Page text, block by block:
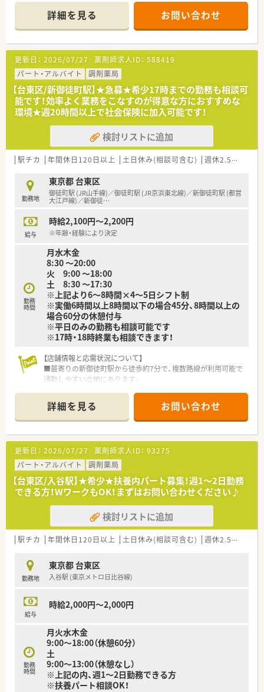
来対応は10%程度と非常に先進的な運営スタイルを確立してい
ます。
■正社員5名、パート4名、派遣1名に加え、事務スタッフも6名在
籍しており、多職種が協力して迅速な対応を行う体制です。
【法人特徴について】
■大手印刷会社が健康・ライフサイエンス領域の新事業として設
立した法人で、革新的な処方せん薬宅配サービスを展開していま
す。
■「一歩先のヘルスケアへ」というスローガンのもと、失敗を恐
れずに新しい価値を創造することを目指す少数精鋭の組織で
す。
■事実をデータで捉える姿勢を大切にしており、感覚に頼らない
論理的な意思決定を推進する企業文化が大きな特徴となってい
ます。
【想定される業務内容】
■処方箋の内容確認から調剤、監査に加え、電話やビデオ通話を
メインとしたオンラインでの服薬指導を重点的に担当します。
賛同する医療機関との連携業務など、一歩進んだ業務内容です。
■管理職候補の場合は、複雑になりがちな現場のオペレーション
詳細を見る お問い合わせ
更新日： 2026/07/27 薬剤師求人ID： 588419
パート・アルバイト
調剤薬局
【台東区/新御徒町駅】★急募★希少17時までの勤務も相談可
能です！効率よく業務をこなすのが得意な方におすすめな
環境★週20時間以上で社会保険に加入可能です！
検討リストに追加
駅チカ 年間休日120日以上 土日休み(相談可含む) 週休2.5日以上
勤務地
東京都 台東区
御徒町駅 (JR山手線)／御徒町駅 (JR京浜東北線)／新御徒町駅 (都営
大江戸線)／新御徒…
給与
時給2,100円～2,200円
※年齢・経験により決定
勤務
時間
月水木金
8:30 ～20:00
火 9:00 ～18:00
土 8:30 ～17:30
※上記より6～8時間×4～5日シフト制
※実働6時間以上8時間以下の場合45分、8時間以上の
場合60分の休憩付与
※平日のみの勤務も相談可能です
※17時・18時終業も相談できます！
【店舗情報と応需状況について】
■最寄りの新御徒町駅から徒歩約7分で、複数路線が利用可能で
通勤しやすい立地にあります。
200枚と多岐にわたります。
■薬剤師は正社員3名と派遣2名が在籍しており、30代から40代
のスタッフが中心です。
【勤務実態について】
■希少な17時までの勤務も相談可能です☆
■有給消化率は80％以上・長期休暇取得の相談も可能です！
■産前産後休暇・育児休暇の取得と復職率は100%で、多くの方
が子育てと両立しています♪
【職場環境と雰囲気】
■2024年1月にオープンしたばかりの店舗のため、非常に綺麗で
清潔感のある職場です。
■経験豊富な30代から40代のスタッフが中心となり、テキパキ
■忙しい中でも患者様がいない時間には会話もあり、メリハリを
つけて働ける環境です。
詳細を見る お問い合わせ
更新日： 2026/07/27 薬剤師求人ID： 93275
パート・アルバイト
調剤薬局
【台東区/入谷駅】★希少★扶養内パート募集！週1～2日勤務
できる方！WワークもOK！まずはお問い合わせください♪
検討リストに追加
駅チカ 年間休日120日以上 土日休み(相談可含む) 週休2.5日以上
勤務地
東京都 台東区
入谷駅 (東京メトロ日比谷線)
給与
時給2,000円～2,000円
勤務
時間
月火水木金
9:00～18:00（休憩60分）
土
9:00～13:00（休憩なし）
※上記の内、週1～2日勤務できる方
※扶養パート相談OK！